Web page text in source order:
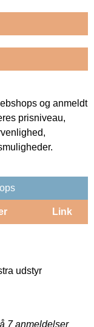
og anmeldt
prisniveau,
Link
udstyr
7anmeldelser